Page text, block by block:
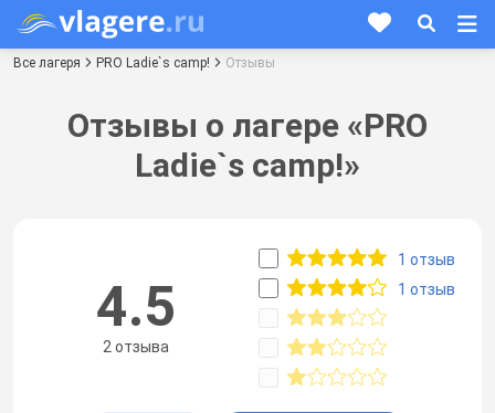
Все лагеря PRO Ladie`s camp! Отзывы
Отзывы о лагере «PRO
Ladie`s camp!»
4.5
2 отзыва
1 отзыв
1 отзыв